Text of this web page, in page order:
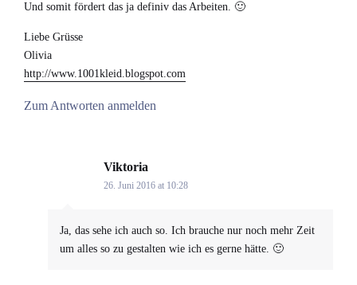
Und somit fördert das ja definiv das Arbeiten. 🙂
Liebe Grüsse
Olivia
http://www.1001kleid.blogspot.com
Zum Antworten anmelden
Viktoria
26. Juni 2016 at 10:28
Ja, das sehe ich auch so. Ich brauche nur noch mehr Zeit
um alles so zu gestalten wie ich es gerne hätte. 🙂